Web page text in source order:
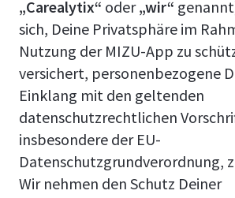
„Carealytix“ oder„wir“
sich, Deine Privatsphäre im
Nutzung der MIZU-App zu
versichert, personenbezogene
Einklang mit den geltenden
datenschutzrechtlichen
insbesondere der EU-
Datenschutzgrundverordnung,
Wir nehmen den Schutz Deiner